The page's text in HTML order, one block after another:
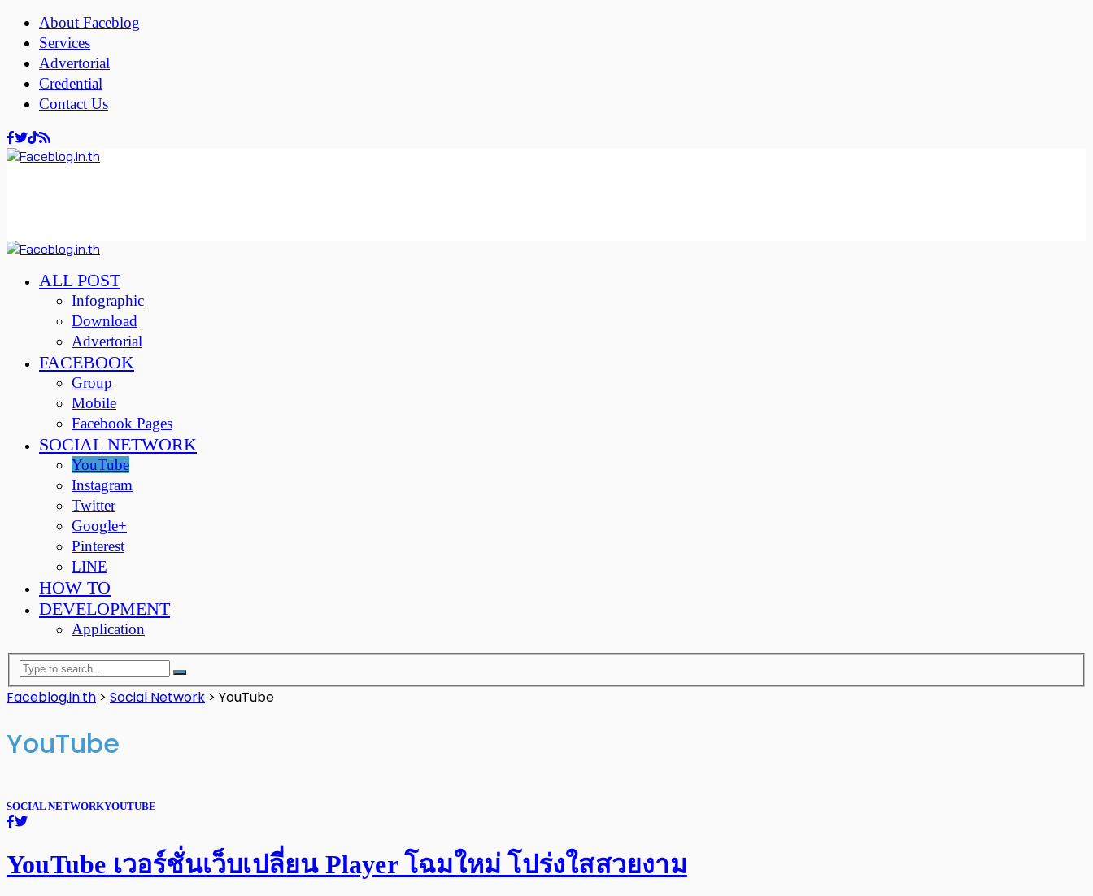
About Faceblog
Services
Advertorial
Credential
Contact Us
ALL POST
Infographic
Download
Advertorial
FACEBOOK
Group
Mobile
Facebook Pages
SOCIAL NETWORK
YouTube
Instagram
Twitter
Google+
Pinterest
LINE
HOW TO
DEVELOPMENT
Application
Faceblog.in.th > Social Network > YouTube
YouTube
SOCIAL NETWORKYOUTUBE
YouTube เวอร์ชั่นเว็บเปลี่ยน Player โฉมใหม่ โปร่งใสสวยงาม